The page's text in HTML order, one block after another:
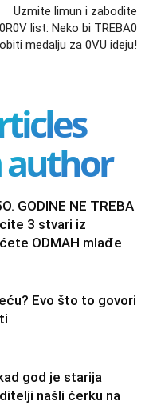
Uzmite limun i zabodite
list: Neko bi TREBA0
medalju za 0VU ideju!
GODINE NE TREBA
3 stvari iz
ODMAH mlađe
Evo što to govori
god je starija
našli ćerku na